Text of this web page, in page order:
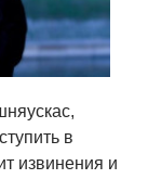
в
извинения и